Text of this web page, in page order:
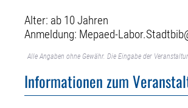
Alter: ab 10 Jahren
Anmeldung: Mepaed-
Alle Angaben ohne Gewähr. Die Eingabe der
Informationen zum